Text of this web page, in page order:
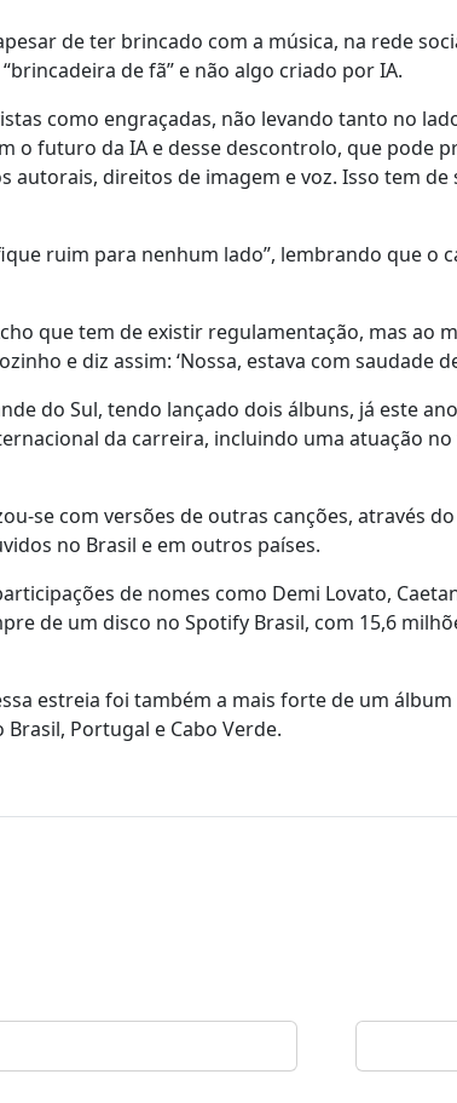
de ter brincado com a música, na rede
de fã” e não algo criado por IA.
como engraçadas, não levando tanto no
o futuro da IA e desse descontrolo, que pode
autorais, direitos de imagem e voz. Isso tem
ruim para nenhum lado”, lembrando que o
que tem de existir regulamentação, mas ao
e diz assim: ‘Nossa, estava com saudade
do Sul, tendo lançado dois álbuns, já este
da carreira, incluindo uma atuação
se com versões de outras canções, através
no Brasil e em outros países.
de nomes como Demi Lovato,
de um disco no Spotify Brasil, com 15,6
estreia foi também a mais forte de um
Portugal e Cabo Verde.